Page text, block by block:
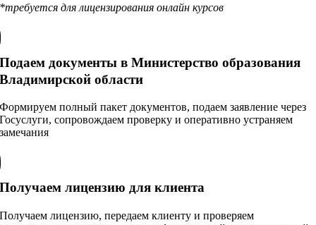
*требуется для лицензирования онлайн курсов
Подаем документы в Министерство образования
Владимирской области
Формируем полный пакет документов, подаем заявление через
Госуслуги, сопровождаем проверку и оперативно устраняем
замечания
Получаем лицензию для клиента
Получаем лицензию, передаем клиенту и проверяем